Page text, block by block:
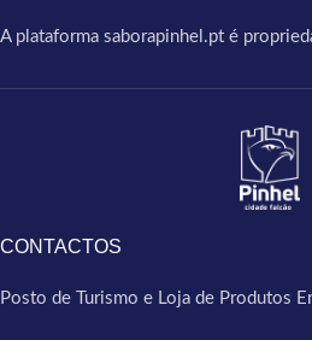
A plataforma saborapinhel.pt é
CONTACTOS
Posto de Turismo e Loja de Produtos